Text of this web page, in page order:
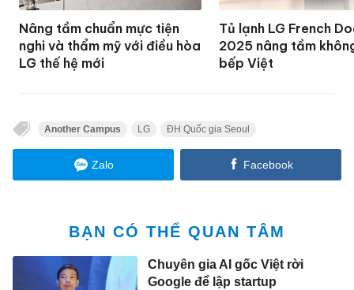
Nâng tầm chuẩn mực tiện
nghi và thẩm mỹ với điều hòa
LG thế hệ mới
Tủ lạnh LG French
2025 nâng tầm
bếp Việt
Another Campus LG ĐH Quốc gia Seoul
Zalo Facebook
BẠN CÓ THỂ QUAN TÂM
Chuyên gia AI gốc Việt rời
Google để lập startup